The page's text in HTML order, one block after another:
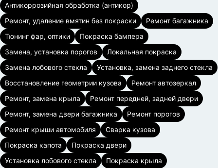
Антикоррозийная обработка (антикор)
Ремонт, удаление вмятин без покраски
Ремонт багажника
Тюнинг фар, оптики
Покраска бампера
Замена, установка порогов
Локальная покраска
Замена лобового стекла
Установка, замена заднего стекла
Восстановление геометрии кузова
Ремонт автозеркал
Ремонт, замена крыла
Ремонт передней, задней двери
Ремонт, замена двери багажника
Ремонт порогов
Ремонт крыши автомобиля
Сварка кузова
Покраска капота
Покраска двери
Установка лобового стекла
Покраска крыла